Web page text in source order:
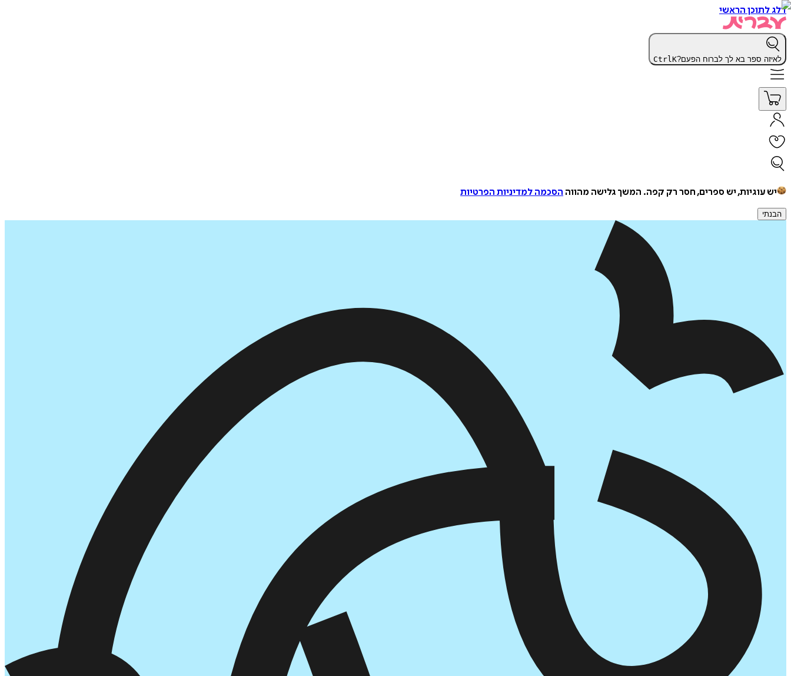
דלג לתוכן הראשי
לאיזה ספר בא לך לברוח הפעם? CtrlK
יש עוגיות, יש ספרים, חסר רק קפה. המשך גלישה מהווה הסכמה למדיניות הפרטיות
הבנתי